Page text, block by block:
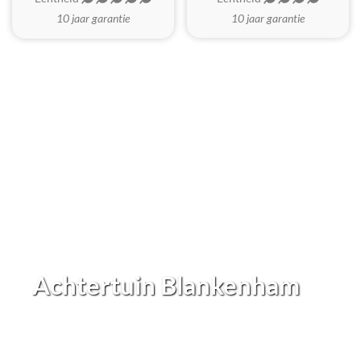
10 jaar garantie
10 jaar garantie
Achtertuin Blankenham